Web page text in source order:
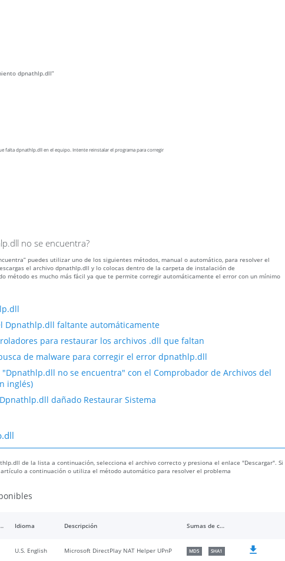
dpnathlp.dll”
falta dpnathlp.dll en el equipo. Intente reinstalar el programa para corregir
no se encuentra?
puedes utilizar uno de los siguientes métodos, manual o automático, para resolver el
el archivo dpnathlp.dll y lo colocas dentro de la carpeta de instalación de
método es mucho más fácil ya que te permite corregir automáticamente el error con un mínimo
Dpnathlp.dll faltante automáticamente
para restaurar los archivos .dll que faltan
de malware para corregir el error dpnathlp.dll
no se encuentra" con el Comprobador de Archivos del
inglés)
dañado Restaurar Sistema
de la lista a continuación, selecciona el archivo correcto y presiona el enlace "Descargar". Si
a continuación o utiliza el método automático para resolver el problema
archivo Idioma Descripción Sumas de comprobación
U.S. English Microsoft DirectPlay NAT Helper UPnP MD5 SHA1